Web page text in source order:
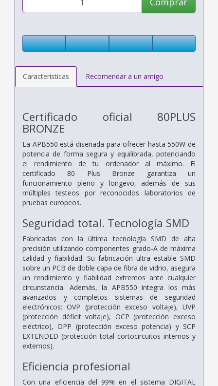
Características Recomendar a un amigo
Certificado oficial 80PLUS
BRONZE
La APB550 está diseñada para ofrecer hasta 550W de
potencia de forma segura y equilibrada, potenciando
el rendimiento de tu ordenador al máximo. El
certificado 80 Plus Bronze garantiza un
funcionamiento pleno y longevo, además de sus
múltiples testeos por reconocidos laboratorios de
pruebas europeos.
Seguridad total. Tecnología SMD
Fabricadas con la última tecnología SMD de alta
precisión utilizando componentes grado-A de máxima
calidad y fiabilidad. Su fabricación ultra estable SMD
sobre un PCB de doble capa de fibra de vidrio, asegura
un rendimiento y fiabilidad extremos ante cualquier
circunstancia. Además, la APB550 integra los más
avanzados y completos sistemas de seguridad
electrónicos: OVP (protección exceso voltaje), UVP
(protección déficit voltaje), OCP (protección exceso
eléctrico), OPP (protección exceso potencia) y SCP
EXTENDED (protección total cortocircuitos internos y
externos).
Eficiencia profesional
Con una eficiencia del 99% en el sistema DIGITAL